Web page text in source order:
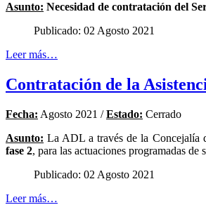
Asunto: Necesidad de contratación del
Publicado: 02 Agosto 2021
Leer más…
Contratación de la
Fecha: Agosto 2021 /Estado: Cerrado
Asunto: La ADL a través de la Concejalía
fase 2, para las actuaciones programadas
Publicado: 02 Agosto 2021
Leer más…